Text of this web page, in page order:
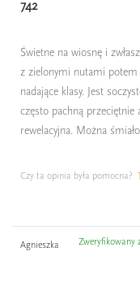
742
Świetne na wiosnę i
z zielonymi nutami potem
nadające klasy. Jest
często pachną
rewelacyjna. Można
Czy ta opinia była pomocna?
Agnieszka Zweryfikowany